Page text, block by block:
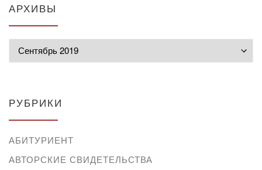
АРХИВЫ
РУБРИКИ
АБИТУРИЕНТ
АВТОРСКИЕ СВИДЕТЕЛЬСТВА